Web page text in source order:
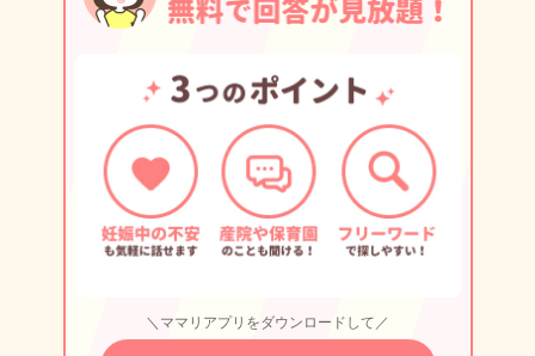
＼ママリアプリをダウンロードして／